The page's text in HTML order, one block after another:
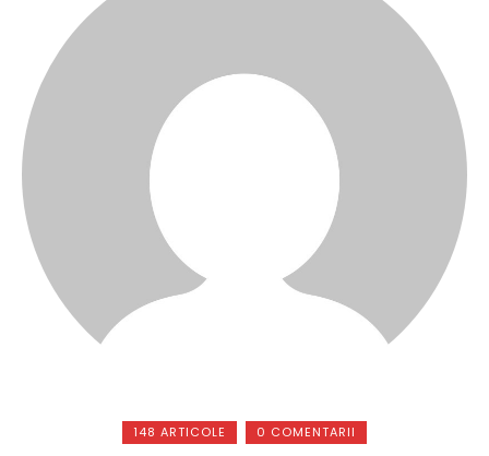
148 ARTICOLE 0 COMENTARII